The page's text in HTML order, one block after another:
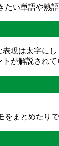
い単語や熟
現は太字にし
が解説されて
まとめたりで